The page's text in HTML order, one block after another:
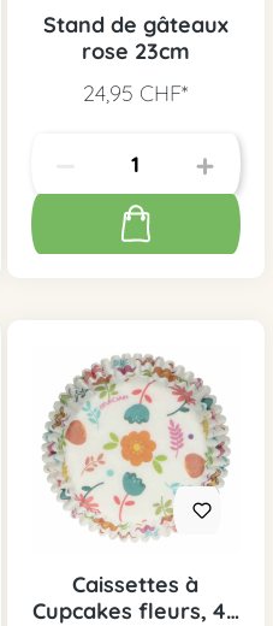
Stand de gâteaux
rose 23cm
24,95 CHF*
Caissettes à
Cupcakes fleurs, 48